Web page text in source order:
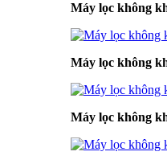
Máy lọc không
Máy lọc không
Máy lọc không